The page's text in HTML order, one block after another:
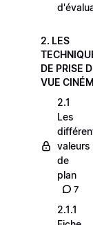
2. LES
DE PRISE
VUE
2.1
Les
valeurs
de
plan
7
2.1.1